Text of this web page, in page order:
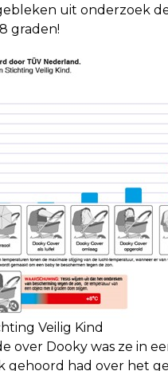
uit onderzoek
graden!
Veilig Kind
over Dooky was ze in
had over het